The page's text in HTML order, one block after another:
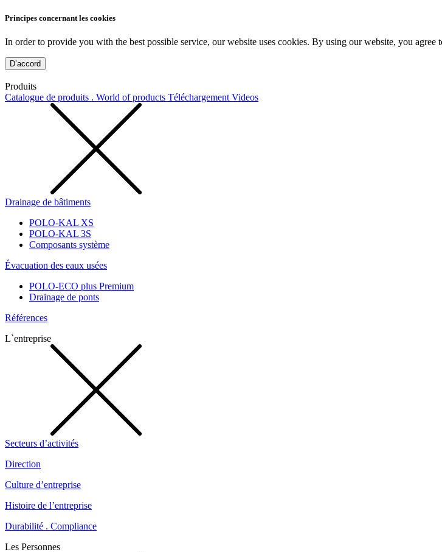
Principes concernant les cookies
In order to provide you with the best possible service, our website uses cookies. By using our website, you
D’accord
Produits
Catalogue de produits . World of products Téléchargement Videos
Drainage de bâtiments
POLO-KAL XS
POLO-KAL 3S
Composants système
Évacuation des eaux usées
POLO-ECO plus Premium
Drainage de ponts
Références
L`entreprise
Secteurs d’activités
Direction
Culture d’entreprise
Histoire de l’entreprise
Durabilité . Compliance
Les Personnes